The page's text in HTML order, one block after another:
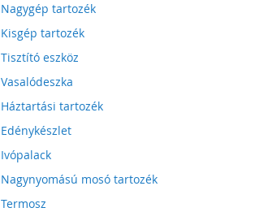
Nagygép tartozék
Kisgép tartozék
Tisztító eszköz
Vasalódeszka
Háztartási tartozék
Edénykészlet
Ivópalack
Nagynyomású mosó tartozék
Termosz